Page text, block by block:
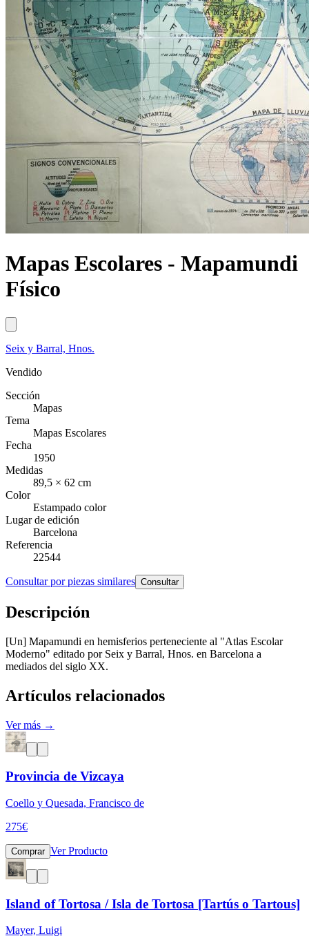
Mapas Escolares - Mapamundi
Físico
Seix y Barral, Hnos.
Vendido
Sección
Mapas
Tema
Mapas Escolares
Fecha
1950
Medidas
89,5 × 62 cm
Color
Estampado color
Lugar de edición
Barcelona
Referencia
22544
Consultar por piezas similares Consultar
Descripción
[Un] Mapamundi en hemisferios perteneciente al "Atlas Escolar
Moderno" editado por Seix y Barral, Hnos. en Barcelona a
mediados del siglo XX.
Artículos relacionados
Ver más →
Provincia de Vizcaya
Coello y Quesada, Francisco de
275€
Comprar Ver Producto
Island of Tortosa / Isla de Tortosa [Tartús o Tartous]
Mayer, Luigi